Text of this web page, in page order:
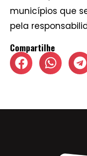
municípios que
pela
Compartilhe